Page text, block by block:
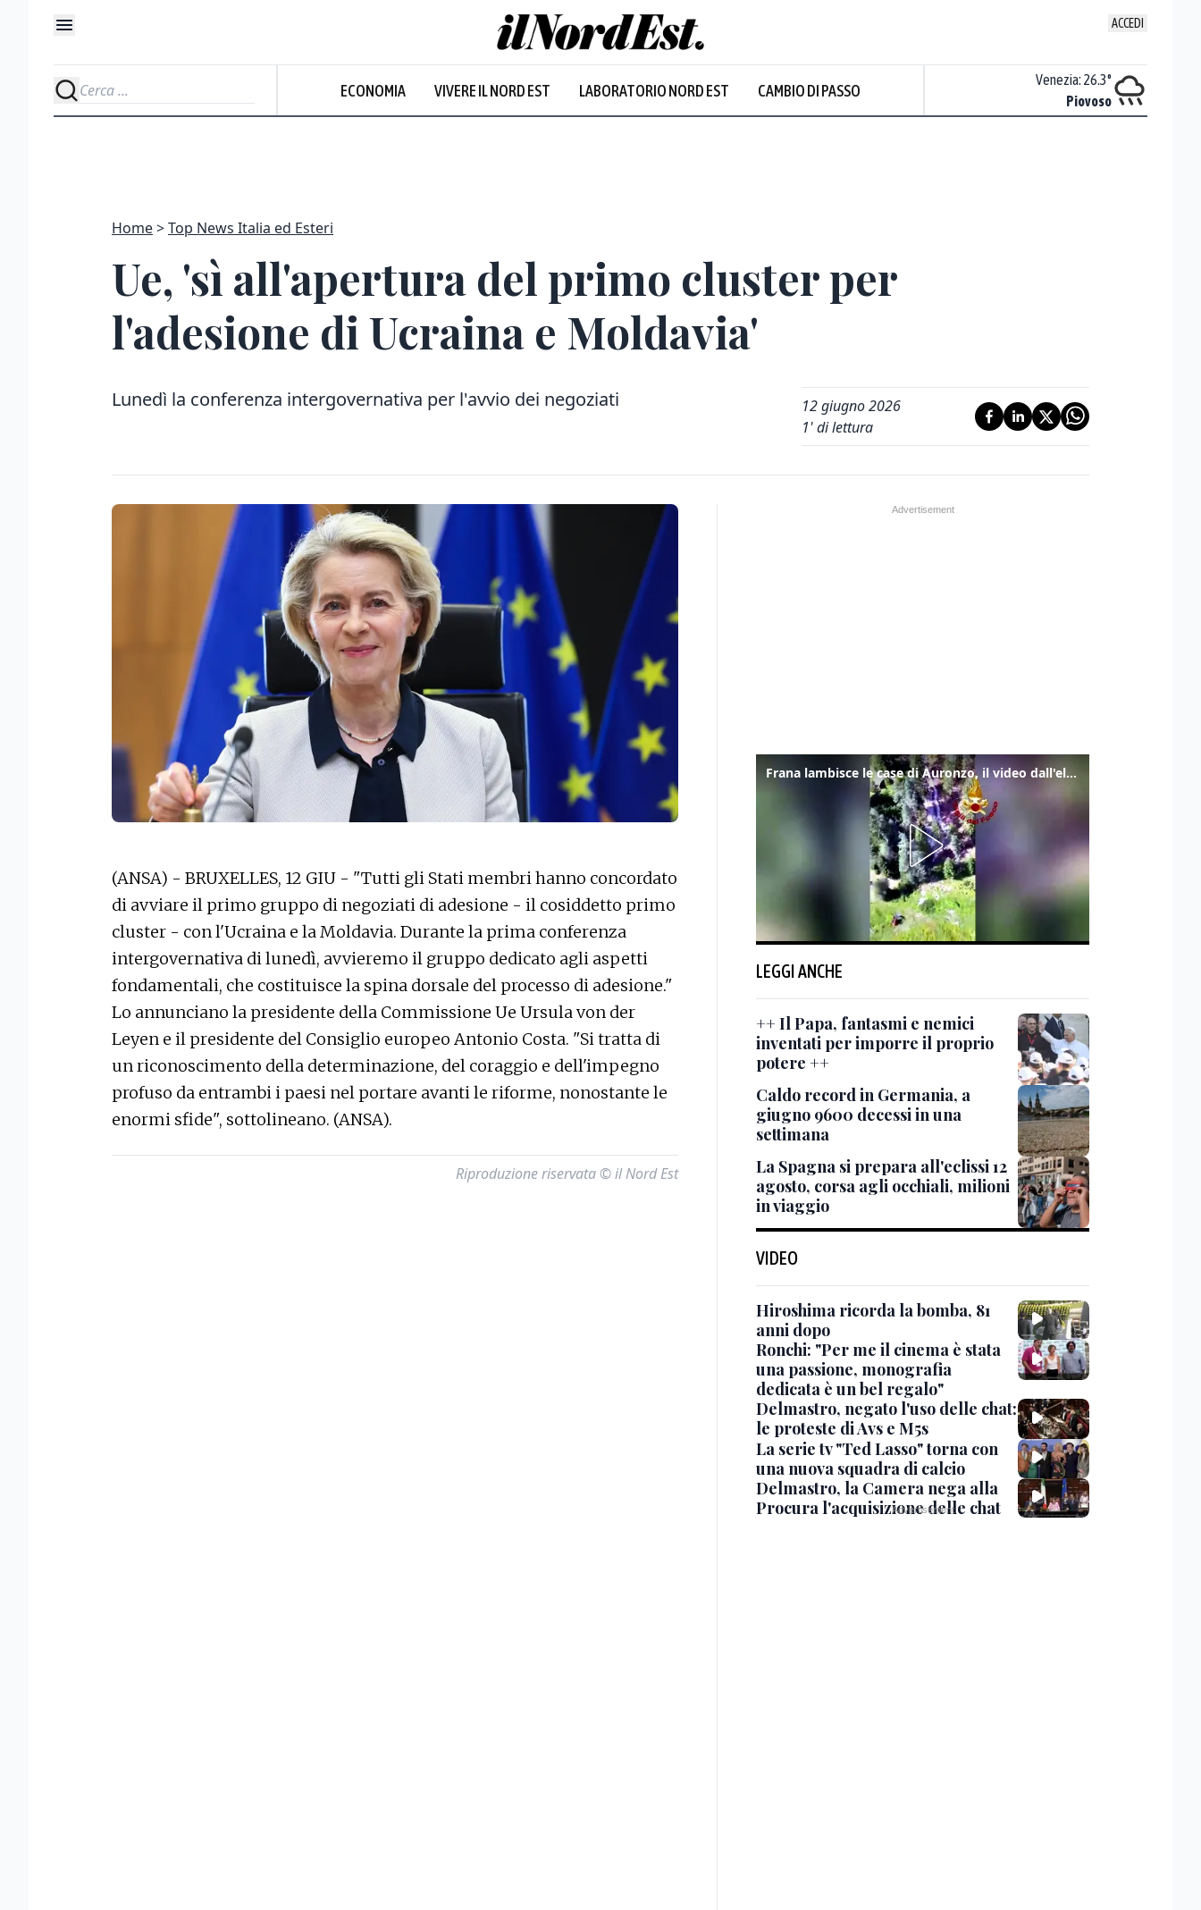
ACCEDI
ECONOMIA VIVERE IL NORD EST LABORATORIO NORD EST CAMBIO DI PASSO
Nuvoloso
Venezia: 26.3°
Piovoso
Home Top News Italia ed Esteri
Ue, 'sì all'apertura del primo cluster per
l'adesione di Ucraina e Moldavia'
Lunedì la conferenza intergovernativa per l'avvio dei negoziati
12 giugno 2026
1' di lettura
(ANSA) - BRUXELLES, 12 GIU - "Tutti gli Stati membri hanno concordato
di avviare il primo gruppo di negoziati di adesione - il cosiddetto primo
cluster - con l'Ucraina e la Moldavia. Durante la prima conferenza
intergovernativa di lunedì, avvieremo il gruppo dedicato agli aspetti
fondamentali, che costituisce la spina dorsale del processo di adesione."
Lo annunciano la presidente della Commissione Ue Ursula von der
Leyen e il presidente del Consiglio europeo Antonio Costa. "Si tratta di
un riconoscimento della determinazione, del coraggio e dell'impegno
profuso da entrambi i paesi nel portare avanti le riforme, nonostante le
enormi sfide", sottolineano. (ANSA).
Riproduzione riservata © il Nord Est
Frana lambisce le case di Auronzo, il video dall'elicottero dei vigili del fuoco
LEGGI ANCHE
++ Il Papa, fantasmi e nemici
inventati per imporre il proprio
potere ++
Caldo record in Germania, a
giugno 9600 decessi in una
settimana
La Spagna si prepara all'eclissi 12
agosto, corsa agli occhiali, milioni
in viaggio
VIDEO
Hiroshima ricorda la bomba, 81
anni dopo
Ronchi: "Per me il cinema è stata
una passione, monografia
dedicata è un bel regalo"
Delmastro, negato l'uso delle chat:
le proteste di Avs e M5s
La serie tv "Ted Lasso" torna con
una nuova squadra di calcio
Delmastro, la Camera nega alla
Procura l'acquisizione delle chat